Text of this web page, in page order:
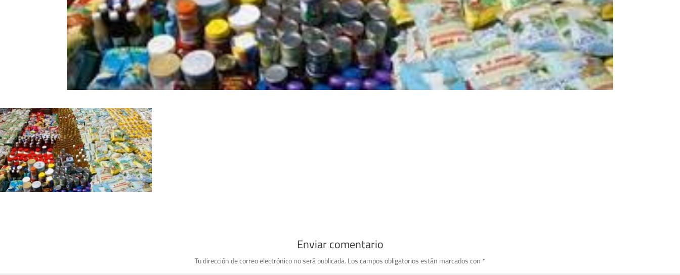
Enviar comentario
Tu dirección de correo electrónico no será publicada. Los campos obligatorios están marcados con *